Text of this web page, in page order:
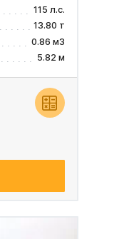
115 л.с.
13.80 т
0.86 м3
5.82 м